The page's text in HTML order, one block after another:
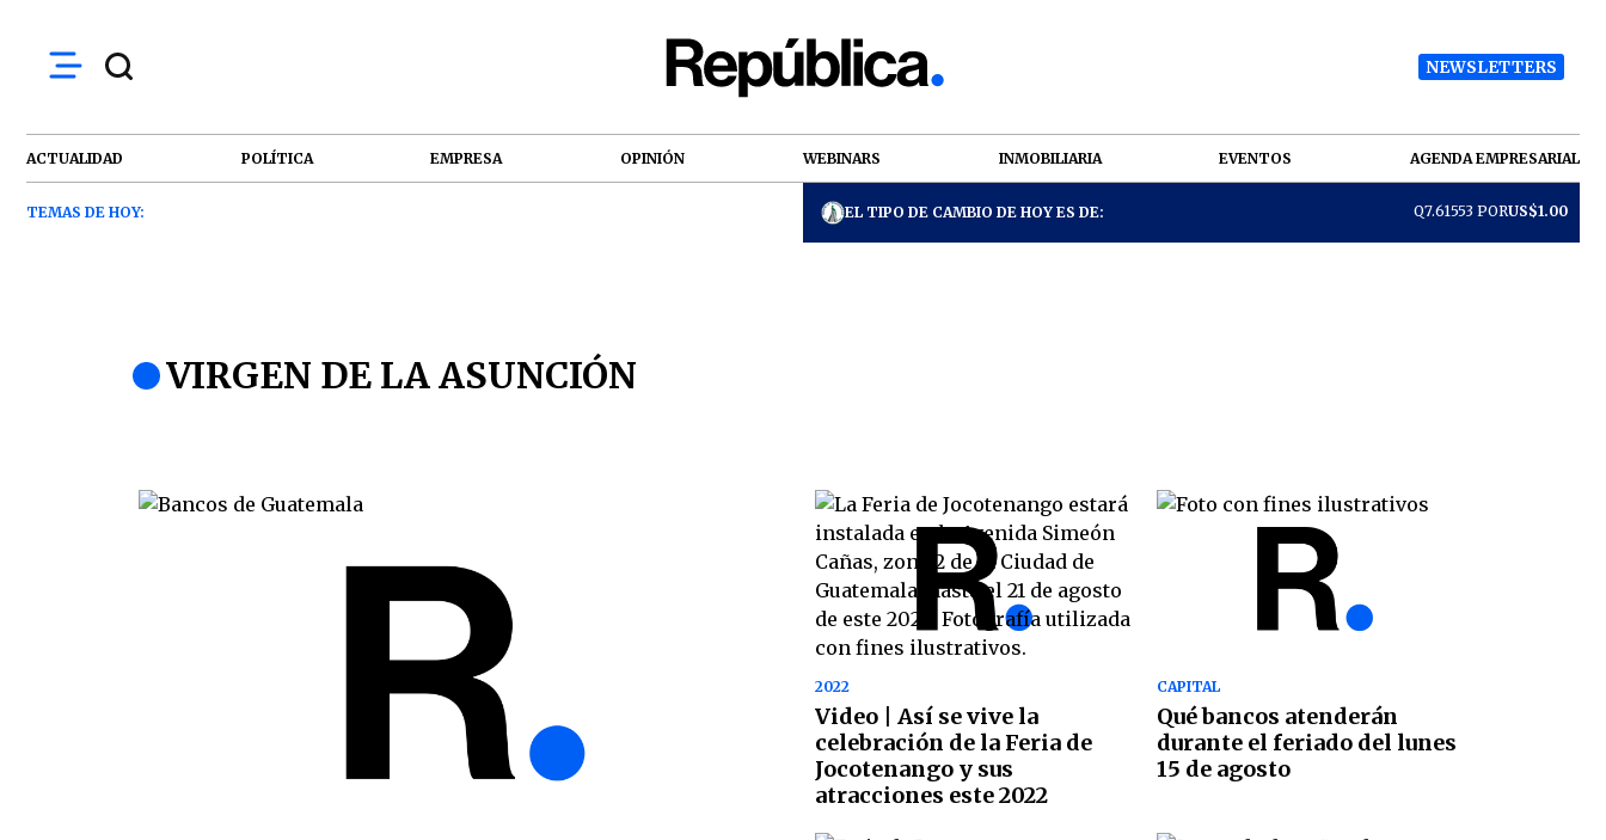
NEWSLETTERS
ACTUALIDAD POLÍTICA EMPRESA OPINIÓN WEBINARS INMOBILIARIA EVENTOS AGENDA EMPRESARIAL
TEMAS DE HOY: EL TIPO DE CAMBIO DE HOY ES DE: Q7.61553 PORUS$1.00
VIRGEN DE LA ASUNCIÓN
2022
Video | Así se vive la
celebración de la Feria de
Jocotenango y sus
atracciones este 2022
CAPITAL
Qué bancos atenderán
durante el feriado del lunes
15 de agosto